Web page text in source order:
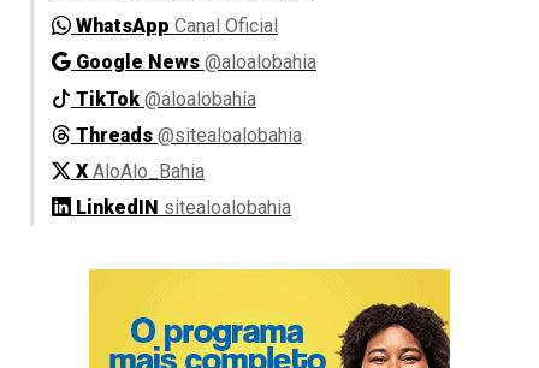
WhatsApp Canal Oficial
Google News @aloalobahia
TikTok @aloalobahia
Threads @sitealoalobahia
X AloAlo_Bahia
LinkedIN sitealoalobahia